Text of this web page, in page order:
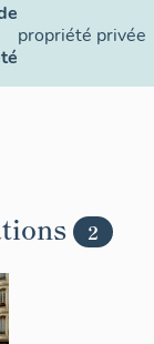
propriété privée
2